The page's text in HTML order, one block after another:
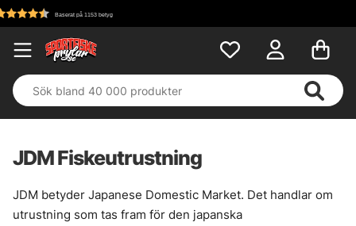
JDM Fiskeutrustning
JDM betyder Japanese Domestic Market. Det handlar om
utrustning som tas fram för den japanska